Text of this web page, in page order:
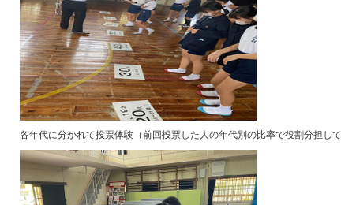
各年代に分かれて投票体験（前回投票した人の年代別の比率で役割分担して